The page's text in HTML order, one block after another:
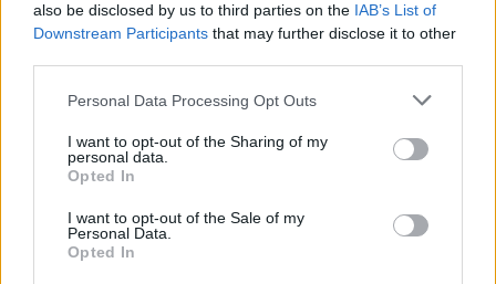
also be disclosed by us to third parties on the IAB’s List of
Downstream Participants that may further disclose it to other
Please note that this website/app uses one or more Google
not limited to your visit or usage behaviour. You may click to
grant or deny consent to Google and its third-party tags to
use your data for below specified purposes in below Google
consent section.
Personal Data Processing Opt Outs
I want to opt-out of the Sharing of my
personal data.
Opted In
I want to opt-out of the Sale of my
Personal Data.
Opted In
Egész Hollywood állva tapsolta
Christina Applegate-et, aki
könnyeivel küszködött az Emmy-